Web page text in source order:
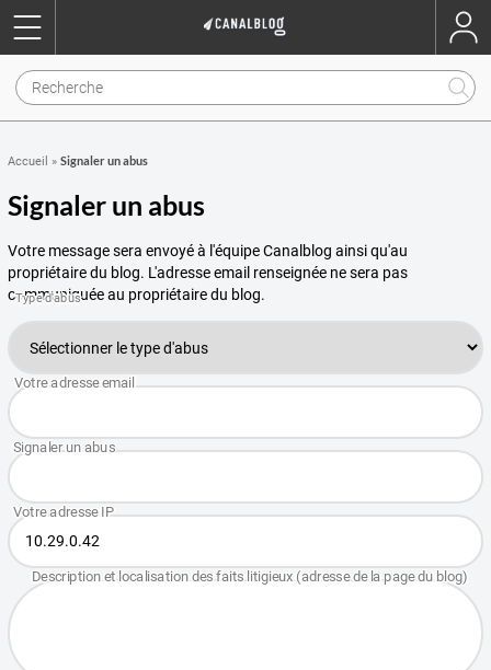
Accueil » Signaler un abus
Signaler un abus
Votre message sera envoyé à l'équipe Canalblog ainsi qu'au
propriétaire du blog. L'adresse email renseignée ne sera pas
communiquée au propriétaire du blog.